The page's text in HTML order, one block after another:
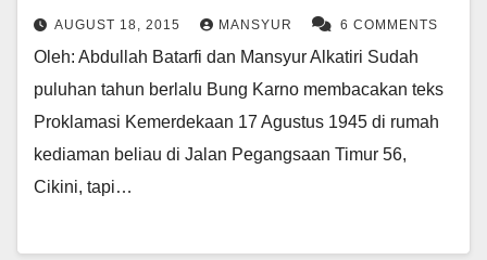
AUGUST 18, 2015 MANSYUR 6 COMMENTS
Oleh: Abdullah Batarfi dan Mansyur Alkatiri Sudah
puluhan tahun berlalu Bung Karno membacakan teks
Proklamasi Kemerdekaan 17 Agustus 1945 di rumah
kediaman beliau di Jalan Pegangsaan Timur 56,
Cikini, tapi…